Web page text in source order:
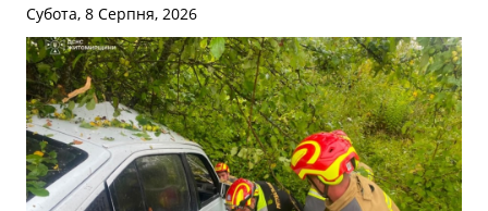
Субота, 8 Серпня, 2026